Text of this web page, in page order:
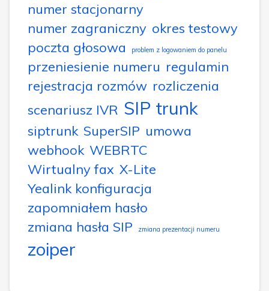
numer stacjonarny
numer zagraniczny okres testowy
poczta głosowa
problem z logowaniem do panelu
przeniesienie numeru regulamin
rejestracja rozmów rozliczenia
scenariusz IVR SIP trunk
siptrunk SuperSIP umowa
webhook WEBRTC
Wirtualny fax X-Lite
Yealink konfiguracja
zapomniałem hasło
zmiana hasła SIP
zmiana prezentacji numeru
zoiper